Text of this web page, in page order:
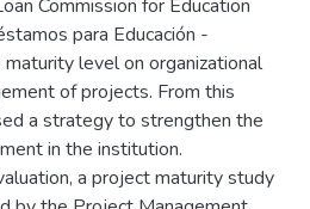
Commission for Education
para Educación -
level on organizational
of projects. From this
a strategy to strengthen the
in the institution.
a project maturity study